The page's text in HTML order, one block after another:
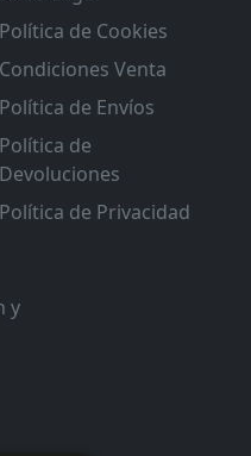
Política de Cookies
Condiciones Venta
Política de Envíos
Política de
Devoluciones
Política de Privacidad
y